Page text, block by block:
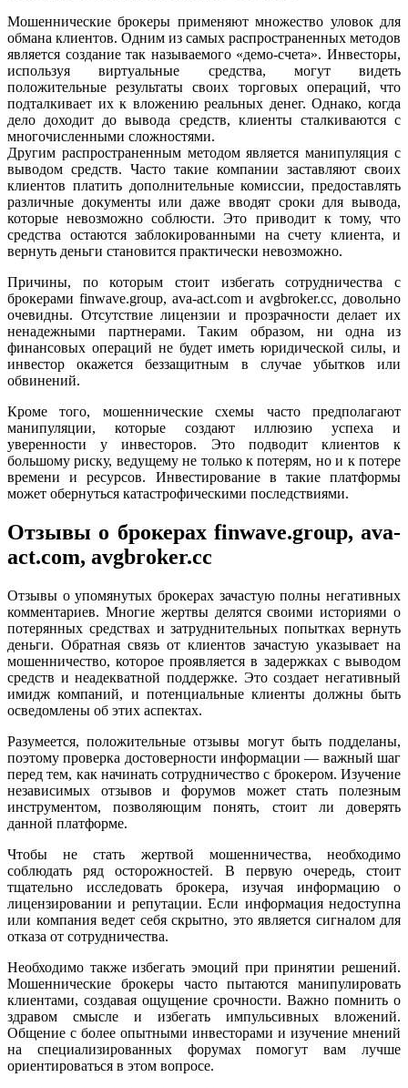
Мошеннические брокеры применяют множество уловок для
обмана клиентов. Одним из самых распространенных методов
является создание так называемого «демо-счета». Инвесторы,
используя виртуальные средства, могут видеть
положительные результаты своих торговых операций, что
подталкивает их к вложению реальных денег. Однако, когда
дело доходит до вывода средств, клиенты сталкиваются с
многочисленными сложностями.
Другим распространенным методом является манипуляция с
выводом средств. Часто такие компании заставляют своих
клиентов платить дополнительные комиссии, предоставлять
различные документы или даже вводят сроки для вывода,
которые невозможно соблюсти. Это приводит к тому, что
средства остаются заблокированными на счету клиента, и
вернуть деньги становится практически невозможно.
Причины, по которым стоит избегать сотрудничества с
брокерами finwave.group, ava-act.com и avgbroker.cc, довольно
очевидны. Отсутствие лицензии и прозрачности делает их
ненадежными партнерами. Таким образом, ни одна из
финансовых операций не будет иметь юридической силы, и
инвестор окажется беззащитным в случае убытков или
обвинений.
Кроме того, мошеннические схемы часто предполагают
манипуляции, которые создают иллюзию успеха и
уверенности у инвесторов. Это подводит клиентов к
большому риску, ведущему не только к потерям, но и к потере
времени и ресурсов. Инвестирование в такие платформы
может обернуться катастрофическими последствиями.
Отзывы о брокерах finwave.group, ava-
act.com, avgbroker.cc
Отзывы о упомянутых брокерах зачастую полны негативных
комментариев. Многие жертвы делятся своими историями о
потерянных средствах и затруднительных попытках вернуть
деньги. Обратная связь от клиентов зачастую указывает на
мошенничество, которое проявляется в задержках с выводом
средств и неадекватной поддержке. Это создает негативный
имидж компаний, и потенциальные клиенты должны быть
осведомлены об этих аспектах.
Разумеется, положительные отзывы могут быть подделаны,
поэтому проверка достоверности информации — важный шаг
перед тем, как начинать сотрудничество с брокером. Изучение
независимых отзывов и форумов может стать полезным
инструментом, позволяющим понять, стоит ли доверять
данной платформе.
Чтобы не стать жертвой мошенничества, необходимо
соблюдать ряд осторожностей. В первую очередь, стоит
тщательно исследовать брокера, изучая информацию о
лицензировании и репутации. Если информация недоступна
или компания ведет себя скрытно, это является сигналом для
отказа от сотрудничества.
Необходимо также избегать эмоций при принятии решений.
Мошеннические брокеры часто пытаются манипулировать
клиентами, создавая ощущение срочности. Важно помнить о
здравом смысле и избегать импульсивных вложений.
Общение с более опытными инвесторами и изучение мнений
на специализированных форумах помогут вам лучше
ориентироваться в этом вопросе.